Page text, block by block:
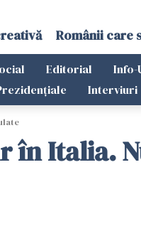
Românii care
Editorial Info-
Interviuri
în Italia.